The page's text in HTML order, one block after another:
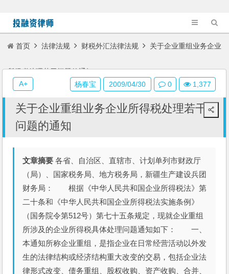
首页 法律法规 财税外汇法律法规 关于企业重组业务企业
所得税处理若干问题的通知
关于企业重组业务企业所得税处理若干
问题的通知
文章摘要 各省、自治区、直辖市、计划单列市财政厅
（局）、国家税务局、地方税务局，新疆生产建设兵团
财务局： 根据《中华人民共和国企业所得税法》第
二十条和《中华人民共和国企业所得税法实施条例》
（国务院令第512号）第七十五条规定，现就企业重组
所涉及的企业所得税具体处理问题通知如下： 一、
本通知所称企业重组，是指企业在日常经营活动以外发
生的法律结构或经济结构重大改变的交易，包括企业法
律形式改变、债务重组、股权收购、资产收购、合并、
杨春宝 2009/04/30 0 1,377
A+